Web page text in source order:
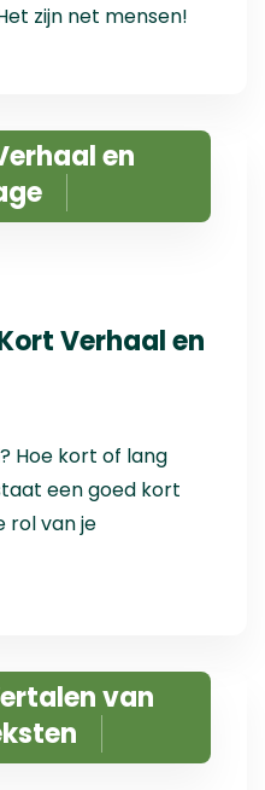
zijn net mensen!
en
Verhaal en
Hoe kort of lang
een goed kort
rol van je
van